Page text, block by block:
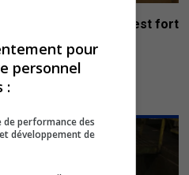
St-Georges est fort
pour
personnel
:
de performance des
développement de